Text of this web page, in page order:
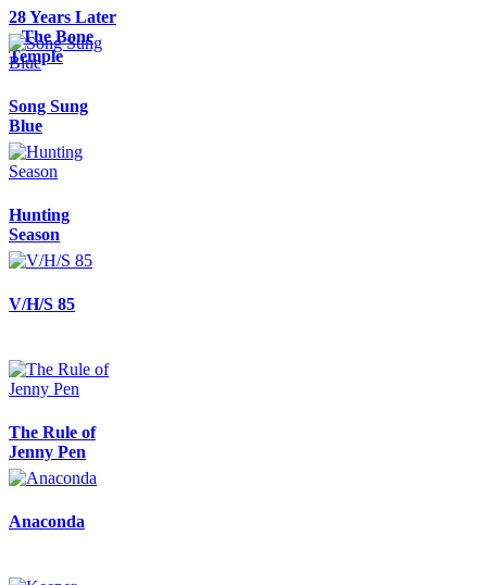
28 Years Later
– The Bone
Temple
Song Sung
Blue
Hunting
Season
V/H/S 85
The Rule of
Jenny Pen
Anaconda